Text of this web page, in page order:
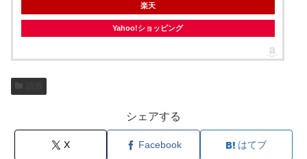
楽天
Yahoo!ショッピング
シェアする
X Facebook はてブ